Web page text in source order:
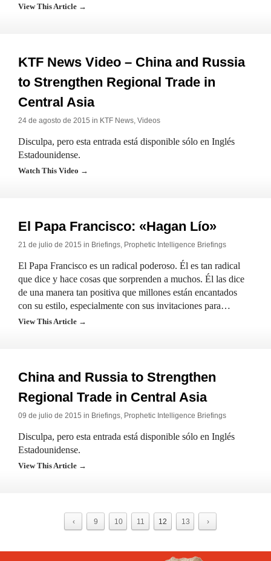
View This Article →
KTF News Video – China and Russia
to Strengthen Regional Trade in
Central Asia
24 de agosto de 2015 in KTF News, Videos
Disculpa, pero esta entrada está disponible sólo en Inglés
Estadounidense.
Watch This Video →
El Papa Francisco: «Hagan Lío»
21 de julio de 2015 in Briefings, Prophetic Intelligence Briefings
El Papa Francisco es un radical poderoso. Él es tan radical
que dice y hace cosas que sorprenden a muchos. Él las dice
de una manera tan positiva que millones están encantados
con su estilo, especialmente con sus invitaciones para…
View This Article →
China and Russia to Strengthen
Regional Trade in Central Asia
09 de julio de 2015 in Briefings, Prophetic Intelligence Briefings
Disculpa, pero esta entrada está disponible sólo en Inglés
Estadounidense.
View This Article →
‹ 9 10 11 12 13 ›